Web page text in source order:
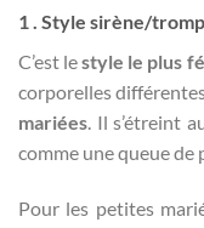
1 . Style sirène/
C’est lestyle le plus
corporelles
mariées. Il s’étreint
comme une queue de
Pour les petites